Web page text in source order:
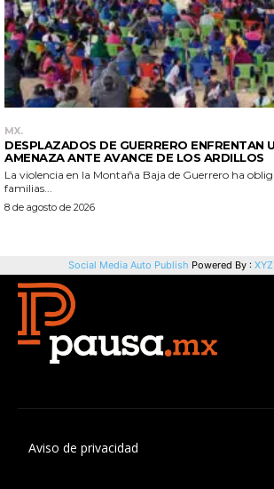
Aviso de privacidad